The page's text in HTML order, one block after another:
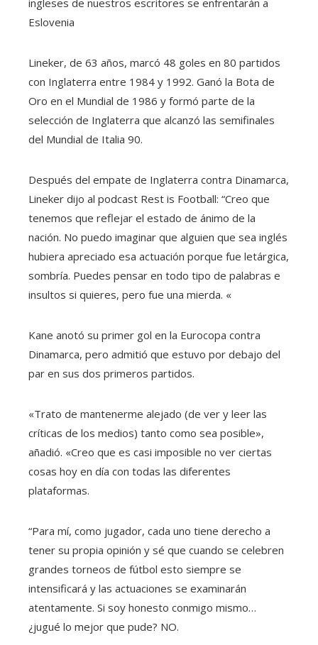
ingleses de nuestros escritores se enfrentarán a
Eslovenia
Lineker, de 63 años, marcó 48 goles en 80 partidos
con Inglaterra entre 1984 y 1992. Ganó la Bota de
Oro en el Mundial de 1986 y formó parte de la
selección de Inglaterra que alcanzó las semifinales
del Mundial de Italia 90.
Después del empate de Inglaterra contra Dinamarca,
Lineker dijo al podcast Rest is Football: “Creo que
tenemos que reflejar el estado de ánimo de la
nación. No puedo imaginar que alguien que sea inglés
hubiera apreciado esa actuación porque fue letárgica,
sombría. Puedes pensar en todo tipo de palabras e
insultos si quieres, pero fue una mierda. «
Kane anotó su primer gol en la Eurocopa contra
Dinamarca, pero admitió que estuvo por debajo del
par en sus dos primeros partidos.
«Trato de mantenerme alejado (de ver y leer las
críticas de los medios) tanto como sea posible»,
añadió. «Creo que es casi imposible no ver ciertas
cosas hoy en día con todas las diferentes
plataformas.
“Para mí, como jugador, cada uno tiene derecho a
tener su propia opinión y sé que cuando se celebren
grandes torneos de fútbol esto siempre se
intensificará y las actuaciones se examinarán
atentamente. Si soy honesto conmigo mismo…
¿jugué lo mejor que pude? NO.